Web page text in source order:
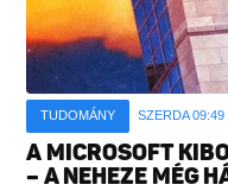
TUDOMÁNY SZERDA 09:49
A MICROSOFT
– A NEHEZE MÉG